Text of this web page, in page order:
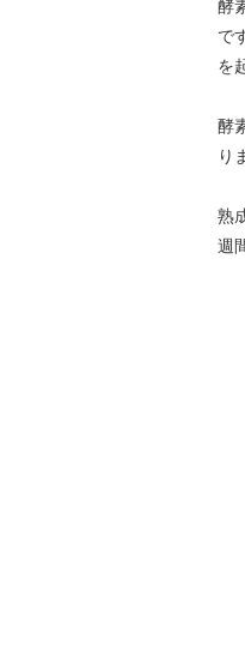
酵
で
を
酵
り
熟
週